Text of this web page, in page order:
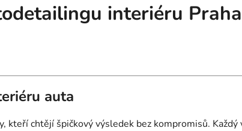
interiéru
auta
kteří chtějí špičkový výsledek bez kompromisů.